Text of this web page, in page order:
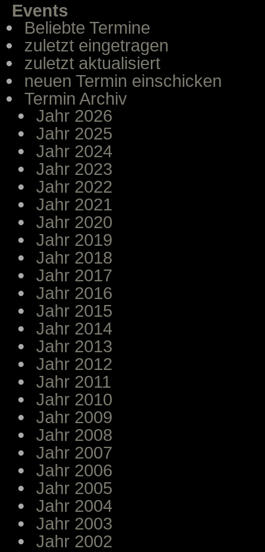
Events
Beliebte Termine
zuletzt eingetragen
zuletzt aktualisiert
neuen Termin einschicken
Termin Archiv
Jahr 2026
Jahr 2025
Jahr 2024
Jahr 2023
Jahr 2022
Jahr 2021
Jahr 2020
Jahr 2019
Jahr 2018
Jahr 2017
Jahr 2016
Jahr 2015
Jahr 2014
Jahr 2013
Jahr 2012
Jahr 2011
Jahr 2010
Jahr 2009
Jahr 2008
Jahr 2007
Jahr 2006
Jahr 2005
Jahr 2004
Jahr 2003
Jahr 2002